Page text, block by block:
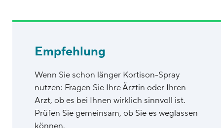
Empfehlung
Wenn Sie schon länger Kortison-Spray
nutzen: Fragen Sie Ihre Ärztin oder Ihren
Arzt, ob es bei Ihnen wirklich sinnvoll ist.
Prüfen Sie gemeinsam, ob Sie es weglassen